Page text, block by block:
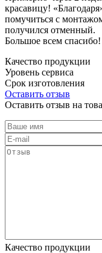
красавицу!
помучиться с
получился отменный.
Большое всем
Качество продукции
Уровень сервиса
Срок изготовления
Оставить отзыв
Оставить отзыв на
Качество продукции